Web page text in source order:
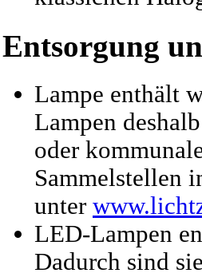
Entsorgung
Lampe enthält
Lampen
oder
Sammelstellen
unter
LED-Lampen
Dadurch sind